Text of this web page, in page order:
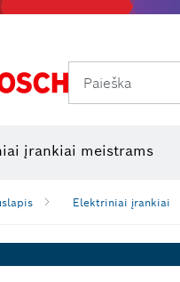
Paieška
įrankiai meistrams
Elektriniai įrankiai